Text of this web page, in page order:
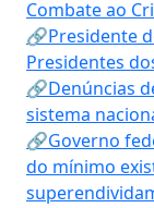
Combate ao
🔗Presidente
Presidentes
🔗Denúncias
sistema
🔗Governo
do mínimo